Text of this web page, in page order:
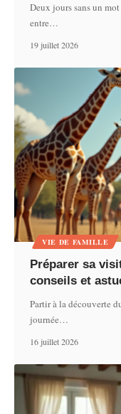
Deux jours sans un
entre…
19 juillet 2026
VIE DE FAMILLE
Préparer sa
conseils et
Partir à la découverte
journée…
16 juillet 2026